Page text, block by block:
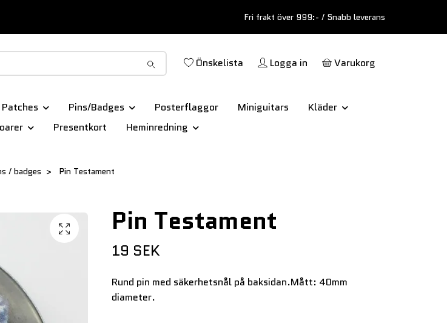
Fri frakt över 999:- / Snabb leverans
Önskelista Logga in Varukorg
Patches Pins/Badges Posterflaggor Miniguitars
Kläder
Presentkort Heminredning
/ badges Pin Testament
Pin Testament
19 SEK
Rund pin med säkerhetsnål på baksidan.Mått: 40mm
diameter.